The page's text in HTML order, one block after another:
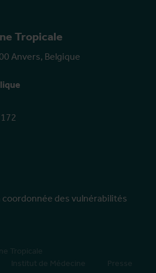
Tropicale
Anvers, Belgique
des vulnérabilités
Tropicale
Institut de Médecine
Presse